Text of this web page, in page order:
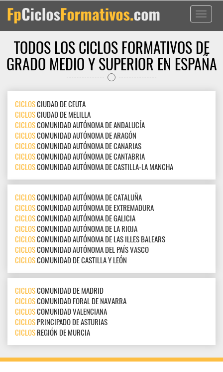
Toggle
TODOS LOS CICLOS FORMATIVOS DE
GRADO MEDIO Y SUPERIOR EN ESPAÑA
CICLOSCIUDAD DE CEUTA
CICLOSCIUDAD DE MELILLA
CICLOSCOMUNIDAD AUTÓNOMA DE ANDALUCÍA
CICLOSCOMUNIDAD AUTÓNOMA DE ARAGÓN
CICLOSCOMUNIDAD AUTÓNOMA DE CANARIAS
CICLOSCOMUNIDAD AUTÓNOMA DE CANTABRIA
CICLOSCOMUNIDAD AUTÓNOMA DE CASTILLA-LA MANCHA
CICLOSCOMUNIDAD AUTÓNOMA DE CATALUÑA
CICLOSCOMUNIDAD AUTÓNOMA DE EXTREMADURA
CICLOSCOMUNIDAD AUTÓNOMA DE GALICIA
CICLOSCOMUNIDAD AUTÓNOMA DE LA RIOJA
CICLOSCOMUNIDAD AUTÓNOMA DE LAS ILLES BALEARS
CICLOSCOMUNIDAD AUTÓNOMA DEL PAÍS VASCO
CICLOSCOMUNIDAD DE CASTILLA Y LEÓN
CICLOSCOMUNIDAD DE MADRID
CICLOSCOMUNIDAD FORAL DE NAVARRA
CICLOSCOMUNIDAD VALENCIANA
CICLOSPRINCIPADO DE ASTURIAS
CICLOSREGIÓN DE MURCIA